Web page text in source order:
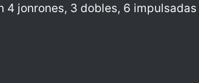
jonrones, 3 dobles, 6 impulsadas